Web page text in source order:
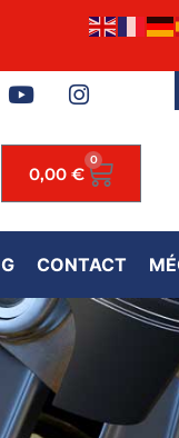
0,00€
0
CONTACT